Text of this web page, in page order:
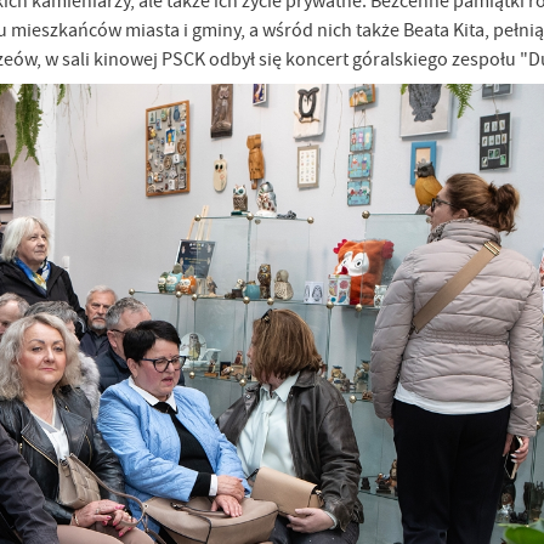
miasta i gminy, a wśród nich także Beata Kita,
w sali kinowej PSCK odbył się koncert góralskiego zespołu